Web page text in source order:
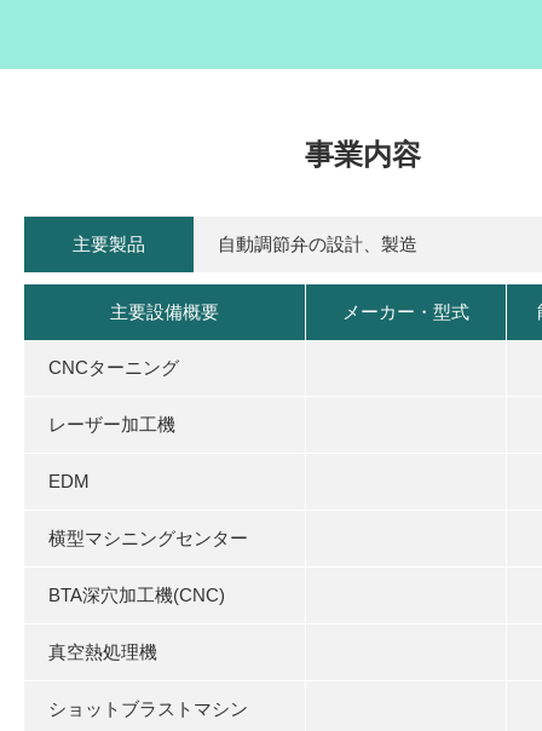
事業内容
主要製品 自動調節弁の設計、製造
主要設備概要 メーカー・型式
CNCターニング
レーザー加工機
EDM
横型マシニングセンター
BTA深穴加工機(CNC)
真空熱処理機
ショットブラストマシン